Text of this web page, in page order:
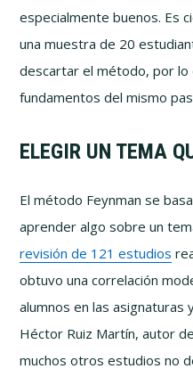
especialmente buenos. Es
una muestra de 20
descartar el método, por lo
fundamentos del mismo
ELEGIR UN TEMA
El método Feynman se
aprender algo sobre un
revisión de 121 estudios
obtuvo una correlación
alumnos en las asignaturas
Héctor Ruiz Martín, autor de
muchos otros estudios no